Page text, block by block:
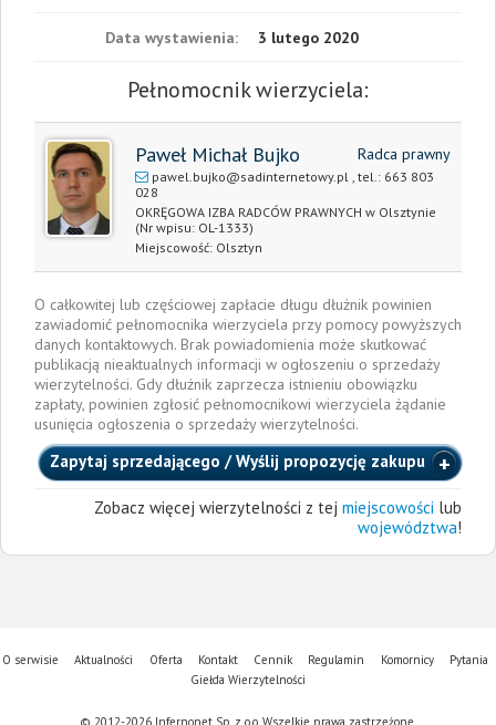
Data wystawienia: 3 lutego 2020
Pełnomocnik wierzyciela:
Paweł Michał Bujko Radca prawny
pawel.bujko@sadinternetowy.pl , tel.: 663 803
028
OKRĘGOWA IZBA RADCÓW PRAWNYCH w Olsztynie
(Nr wpisu: OL-1333)
Miejscowość: Olsztyn
O całkowitej lub częściowej zapłacie długu dłużnik powinien
zawiadomić pełnomocnika wierzyciela przy pomocy powyższych
danych kontaktowych. Brak powiadomienia może skutkować
publikacją nieaktualnych informacji w ogłoszeniu o sprzedaży
wierzytelności. Gdy dłużnik zaprzecza istnieniu obowiązku
zapłaty, powinien zgłosić pełnomocnikowi wierzyciela żądanie
usunięcia ogłoszenia o sprzedaży wierzytelności.
Zapytaj sprzedającego / Wyślij propozycję zakupu
Zobacz więcej wierzytelności z tej miejscowości lub
województwa!
O serwisie Aktualności Oferta Kontakt Cennik Regulamin Komornicy
Pytania
Giełda Wierzytelności
© 2012-2026 Infernonet Sp. z o.o. Wszelkie prawa zastrzeżone.